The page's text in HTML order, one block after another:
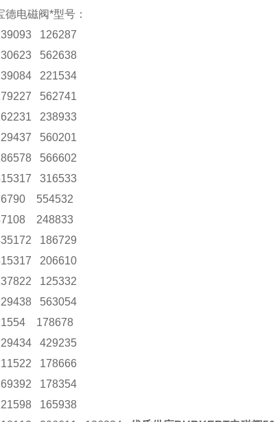
德电磁阀*型号：
126287
562638
221534
562741
238933
560201
566602
316533
554532
248833
186729
206610
125332
563054
178678
429235
178666
178354
165938